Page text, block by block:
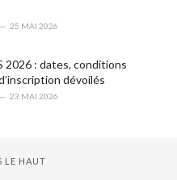
25 MAI 2026
2026 : dates, conditions
dévoilés
23 MAI 2026
LE HAUT